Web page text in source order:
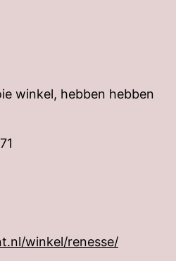
winkel, hebben hebben
winkel/renesse/